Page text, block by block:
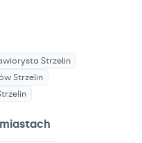
Strzelin
Strzelin